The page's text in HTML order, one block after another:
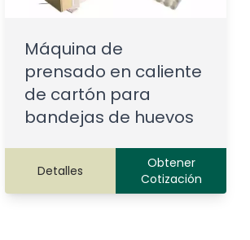
Máquina de
prensado en caliente
de cartón para
bandejas de huevos
Detalles
Obtener
Cotización